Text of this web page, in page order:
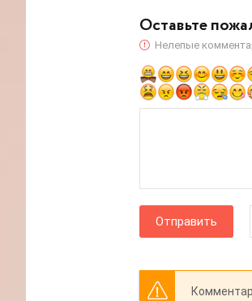
Оставьте
Нелепые
Отправить